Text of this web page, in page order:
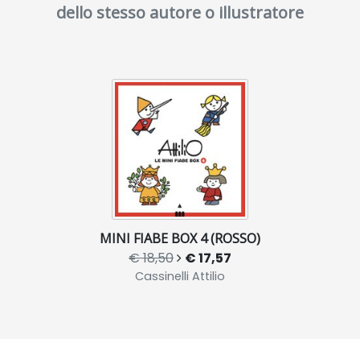
dello stesso autore o illustratore
MINI FIABE BOX 4 (ROSSO)
€ 18,50 € 17,57
Cassinelli Attilio